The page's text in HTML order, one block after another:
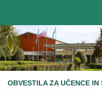
OBVESTILA ZA UČENCE IN